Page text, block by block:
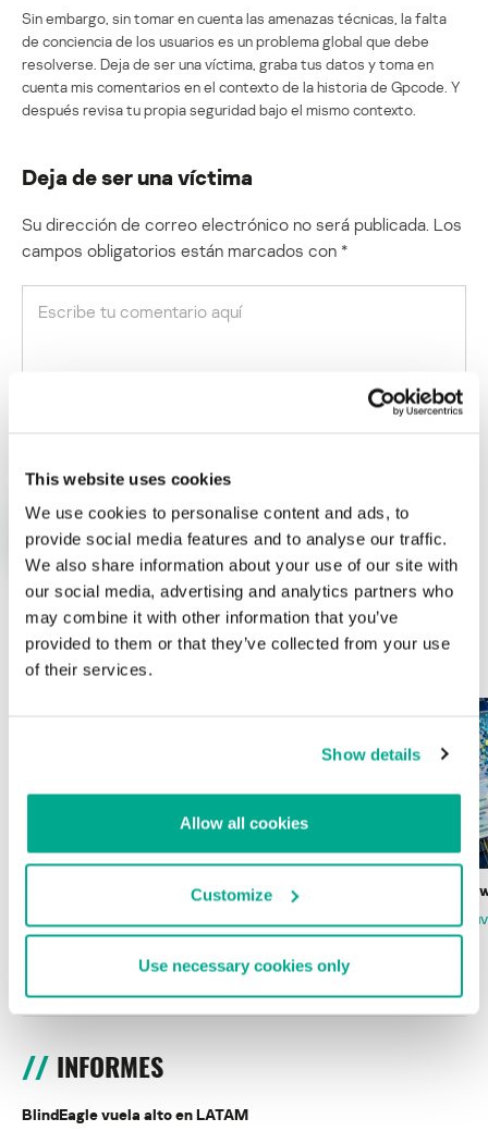
This website uses cookies
We use cookies to personalise content and ads, to
provide social media features and to analyse our traffic.
We also share information about your use of our site with
our social media, advertising and analytics partners who
may combine it with other information that you’ve
provided to them or that they’ve collected from your use
of their services.
Show details
Allow all cookies
Customize
Use necessary cookies only
Sin embargo, sin tomar en cuenta las amenazas técnicas, la falta
de conciencia de los usuarios es un problema global que debe
resolverse. Deja de ser una víctima, graba tus datos y toma en
cuenta mis comentarios en el contexto de la historia de Gpcode. Y
después revisa tu propia seguridad bajo el mismo contexto.
Deja de ser una víctima
Su dirección de correo electrónico no será publicada. Los
campos obligatorios están marcados con *
ÚLTIMAS PUBLICACIONES
Wardriving en México: preparativos para
ISABEL MANJARREZ
Estado del
MARC
INFORMES
BlindEagle vuela alto en LATAM